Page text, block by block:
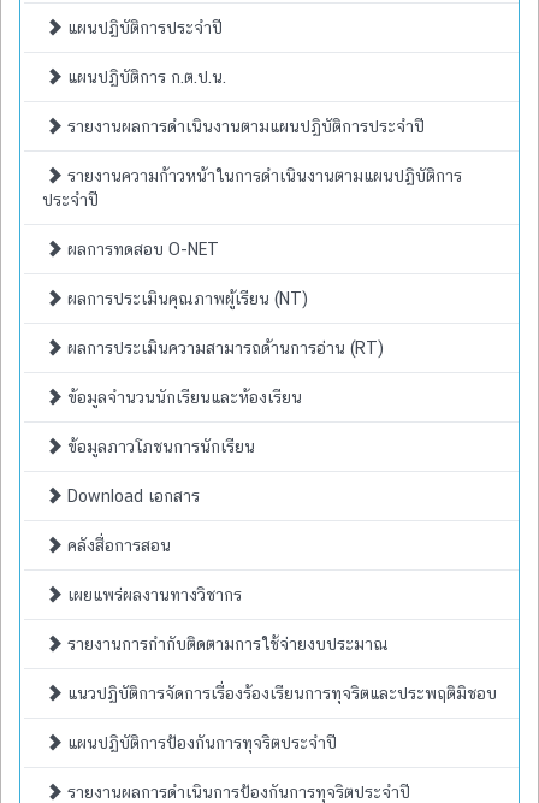
แผนปฏิบัติการประจำปี
แผนปฏิบัติการ ก.ต.ป.น.
รายงานผลการดำเนินงานตามแผนปฏิบัติการประจำปี
รายงานความก้าวหน้าในการดำเนินงานตามแผนปฏิบัติการ
ประจำปี
ผลการทดสอบ O-NET
ผลการประเมินคุณภาพผู้เรียน (NT)
ผลการประเมินความสามารถด้านการอ่าน (RT)
ข้อมูลจำนวนนักเรียนและห้องเรียน
ข้อมูลภาวโภชนการนักเรียน
Download เอกสาร
คลังสื่อการสอน
เผยแพร่ผลงานทางวิชากร
รายงานการกำกับติดตามการใช้จ่ายงบประมาณ
แนวปฏิบัติการจัดการเรื่องร้องเรียนการทุจริตและประพฤติมิชอบ
แผนปฏิบัติการป้องกันการทุจริตประจำปี
รายงานผลการดำเนินการป้องกันการทุจริตประจำปี